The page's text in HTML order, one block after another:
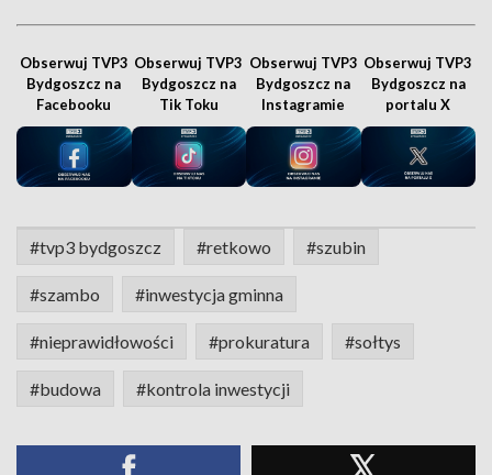
Obserwuj TVP3
Bydgoszcz na
Facebooku
Obserwuj TVP3
Bydgoszcz na
Tik Toku
Obserwuj TVP3
Bydgoszcz na
Instagramie
Obserwuj TVP3
Bydgoszcz na
portalu X
#tvp3 bydgoszcz #retkowo #szubin
#szambo #inwestycja gminna
#nieprawidłowości #prokuratura #sołtys
#budowa #kontrola inwestycji